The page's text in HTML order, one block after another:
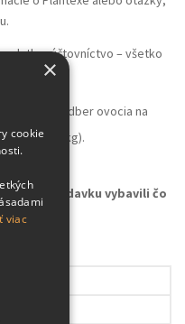
platby, účtovníctvo – všetko
odber ovocia na
nad 100kg).
požiadavku vybavili čo
×
cookie
viac